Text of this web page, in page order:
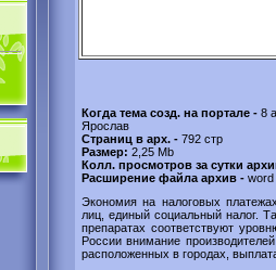
Когда тема созд. на портале - 8
Ярослав
Страниц в арх. - 792 стр
Размер: 2,25 Mb
Колл. просмотров за сутки
Расширение файла архив - word
Экономия на налоговых
лиц, единый социальный налог.
препаратах соответствуют
России внимание
расположенных в городах,